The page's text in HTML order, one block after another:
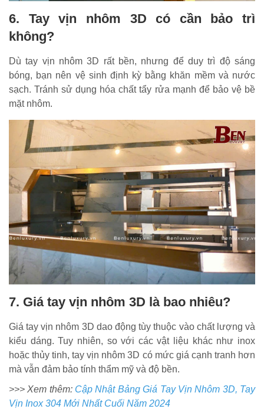
6. Tay vịn nhôm 3D có cần bảo trì
không?
Dù tay vịn nhôm 3D rất bền, nhưng để duy trì độ sáng
bóng, bạn nên vệ sinh định kỳ bằng khăn mềm và nước
sạch. Tránh sử dụng hóa chất tẩy rửa mạnh để bảo vệ bề
mặt nhôm.
7. Giá tay vịn nhôm 3D là bao nhiêu?
Giá tay vịn nhôm 3D dao động tùy thuộc vào chất lượng và
kiểu dáng. Tuy nhiên, so với các vật liệu khác như inox
hoặc thủy tinh, tay vịn nhôm 3D có mức giá cạnh tranh hơn
mà vẫn đảm bảo tính thẩm mỹ và độ bền.
>>> Xem thêm: Cập Nhật Bảng Giá Tay Vịn Nhôm 3D, Tay
Vịn Inox 304 Mới Nhất Cuối Năm 2024